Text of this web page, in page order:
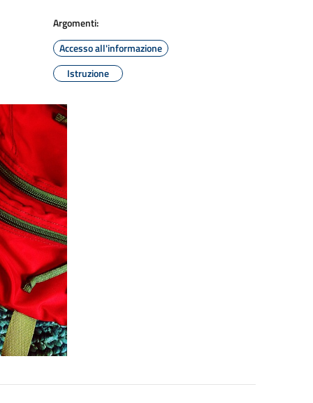
Argomenti:
Accesso all'informazione
Istruzione